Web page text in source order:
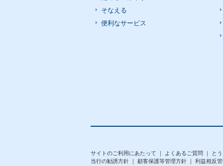
そなえる
便利なサービス
サイトのご利用にあたって ｜ よくあるご質問 ｜
と
当行の勧誘方針 ｜ 顧客保護等管理方針 ｜ 利益相反